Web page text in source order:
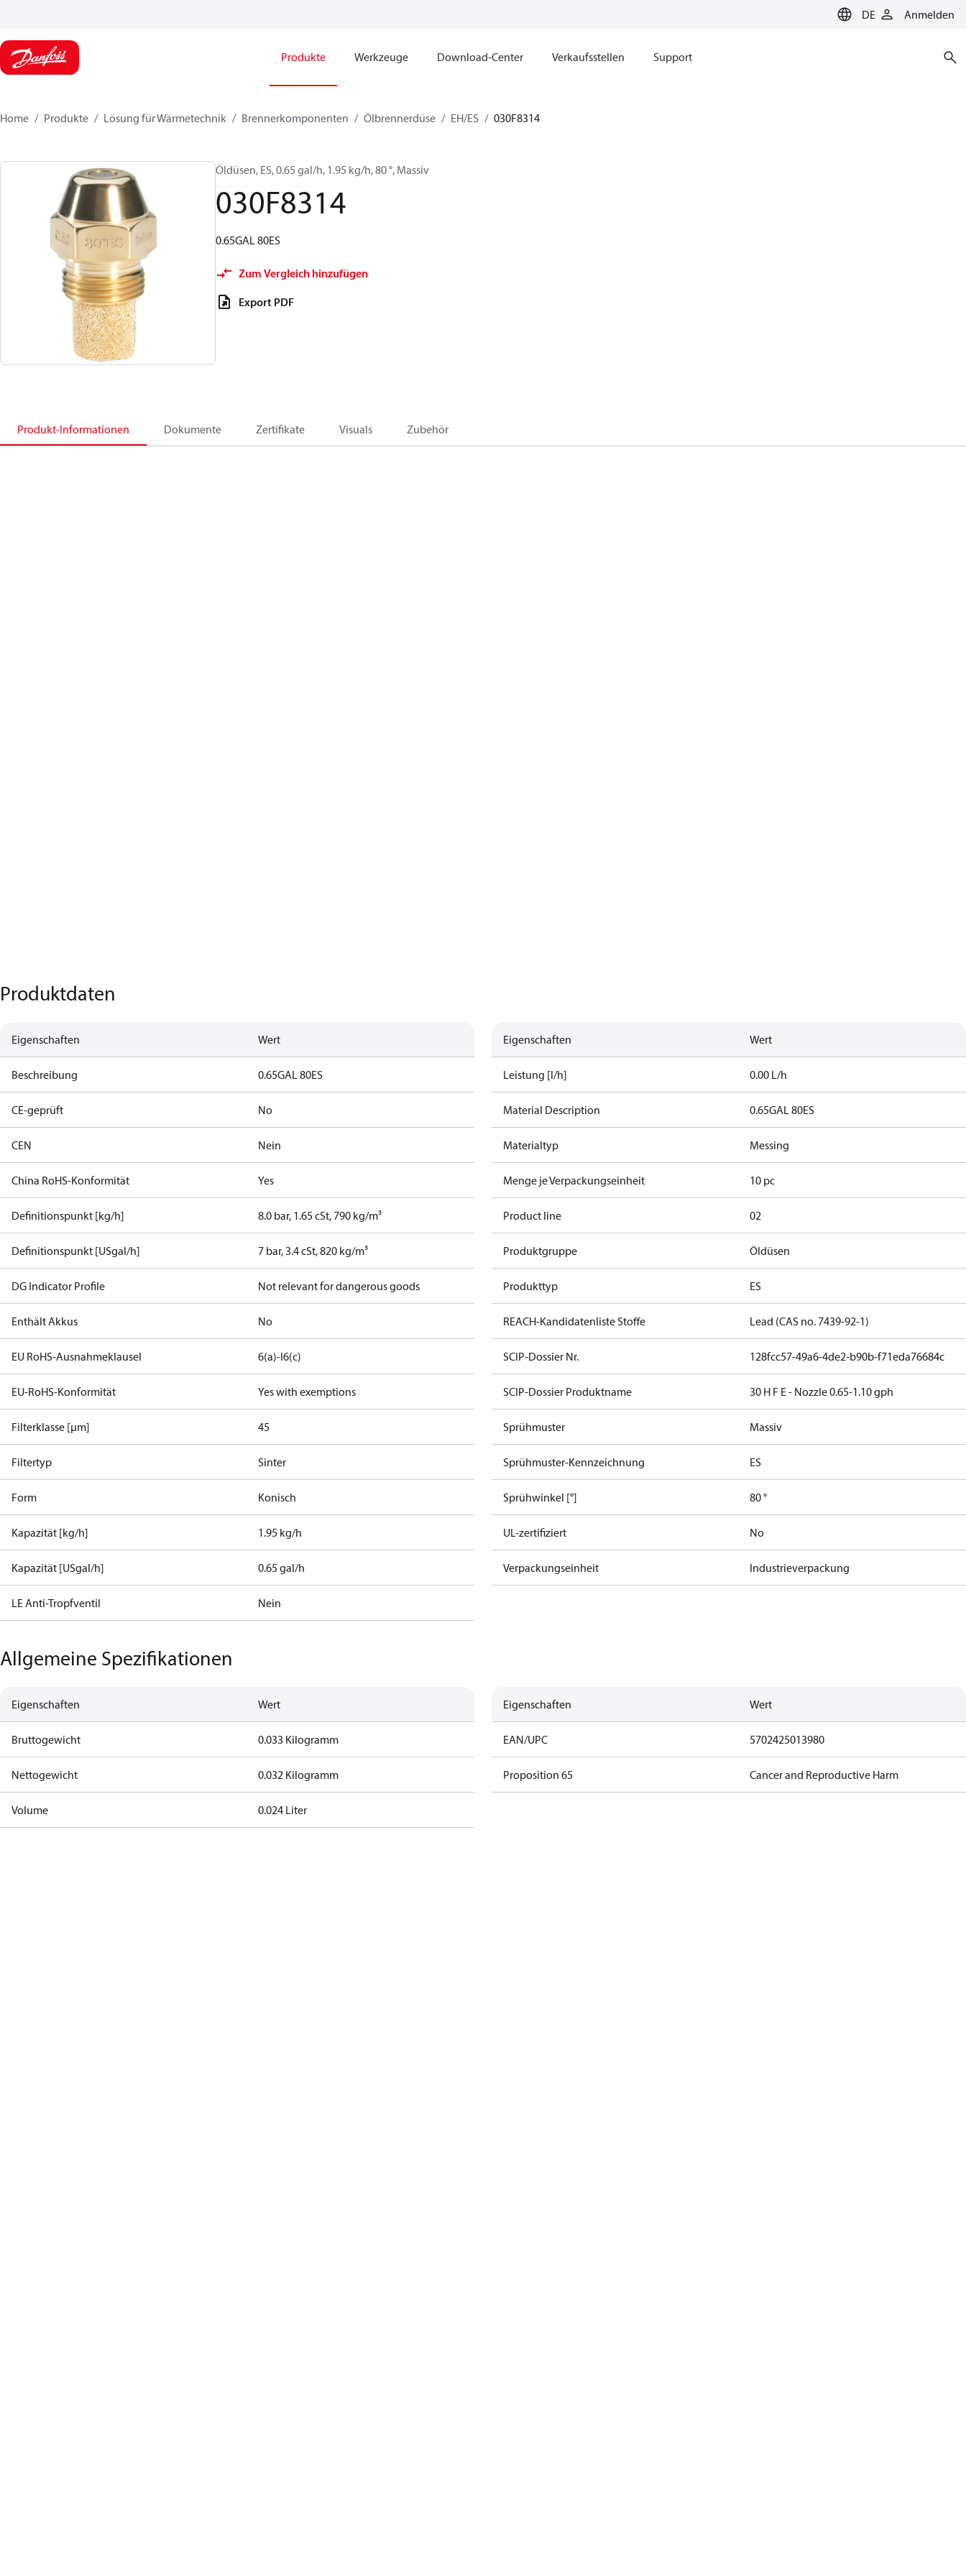
DE Anmelden
Produkte Werkzeuge Download-Center Verkaufsstellen Support
Home Produkte Lösung für Wärmetechnik Brennerkomponenten Ölbrennerdüse EH/ES 030F8314
Öldüsen, ES, 0.65 gal/h, 1.95 kg/h, 80 °, Massiv
030F8314
0.65GAL 80ES
Zum Vergleich hinzufügen
Export PDF
Produkt-Informationen Dokumente Zertifikate Visuals Zubehör
Produktdaten
Eigenschaften Wert
Beschreibung 0.65GAL 80ES
CE-geprüft No
CEN Nein
China RoHS-Konformität Yes
Definitionspunkt [kg/h] 8.0 bar, 1.65 cSt, 790 kg/m³
Definitionspunkt [USgal/h] 7 bar, 3.4 cSt, 820 kg/m³
DG Indicator Profile Not relevant for dangerous goods
Enthält Akkus No
EU RoHS-Ausnahmeklausel 6(a)-I6(c)
EU-RoHS-Konformität Yes with exemptions
Filterklasse [µm] 45
Filtertyp Sinter
Form Konisch
Kapazität [kg/h] 1.95 kg/h
Kapazität [USgal/h] 0.65 gal/h
LE Anti-Tropfventil Nein
Eigenschaften Wert
Leistung [l/h] 0.00 L/h
Material Description 0.65GAL 80ES
Materialtyp Messing
Menge je Verpackungseinheit 10 pc
Product line 02
Produktgruppe Öldüsen
Produkttyp ES
REACH-Kandidatenliste Stoffe Lead (CAS no. 7439-92-1)
SCIP-Dossier Nr. 128fcc57-49a6-4de2-b90b-f71eda76684c
SCIP-Dossier Produktname 30 H F E - Nozzle 0.65-1.10 gph
Sprühmuster Massiv
Sprühmuster-Kennzeichnung ES
Sprühwinkel [°] 80 °
UL-zertifiziert No
Verpackungseinheit Industrieverpackung
Allgemeine Spezifikationen
Eigenschaften Wert
Bruttogewicht 0.033 Kilogramm
Nettogewicht 0.032 Kilogramm
Volume 0.024 Liter
Eigenschaften Wert
EAN/UPC 5702425013980
Proposition 65 Cancer and Reproductive Harm